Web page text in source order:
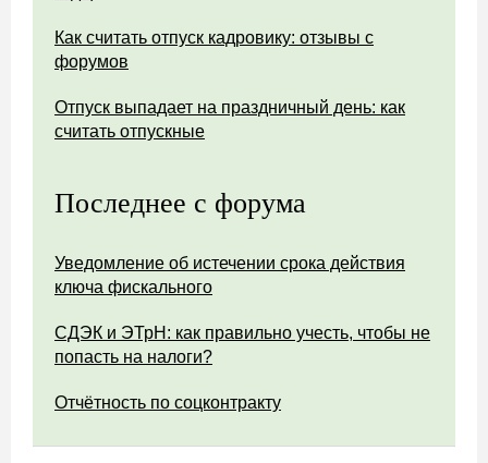
Как считать отпуск кадровику: отзывы с
форумов
Отпуск выпадает на праздничный день: как
считать отпускные
Последнее с форума
Уведомление об истечении срока действия
ключа фискального
СДЭК и ЭТрН: как правильно учесть, чтобы не
попасть на налоги?
Отчётность по соцконтракту